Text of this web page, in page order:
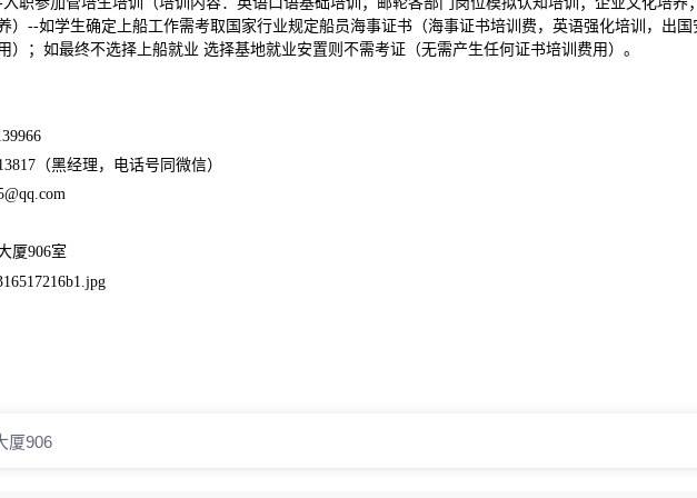
）--如学生确定上船工作需考取国家行业规定船员海事证书（海事证书培训费，英语强化培训，出国
）；如最终不选择上船就业 选择基地就业安置则不需考证（无需产生任何证书培训费用）。
（黑经理，电话号同微信）
厦906室
厦906